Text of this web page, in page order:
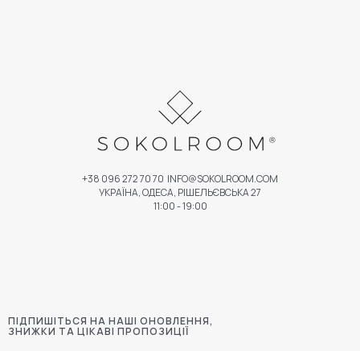
ПІДПИШІТЬСЯ НА НАШІ ОНОВЛЕННЯ,
ЗНИЖКИ ТА ЦІКАВІ ПРОПОЗИЦІЇ
+38 096 272 70 70 INFO@SOKOLROOM.COM
УКРАЇНА, ОДЕСА, РІШЕЛЬЄВСЬКА 27
11:00 - 19:00